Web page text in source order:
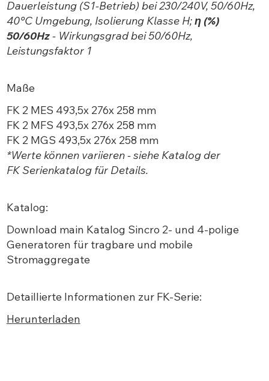
Dauerleistung (S1-Betrieb) bei 230/240V, 50/60Hz,
40°C Umgebung, Isolierung Klasse H;η (%)
50/60Hz- Wirkungsgrad bei 50/60Hz,
Leistungsfaktor 1
Maße
FK 2 MES 493,5x 276x 258 mm
FK 2 MFS 493,5x 276x 258 mm
FK 2 MGS 493,5x 276x 258 mm
*Werte können variieren - siehe Katalog der
FKSerienkatalog für Details.
Katalog:
Download main Katalog Sincro 2- und 4-polige
Generatoren für tragbare und mobile
Stromaggregate
Detaillierte Informationen zur FK-Serie:
Herunterladen